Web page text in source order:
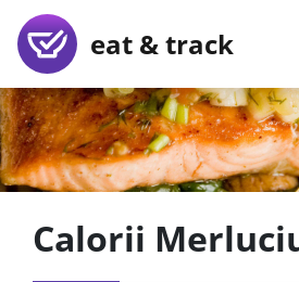
eat & track
Calorii